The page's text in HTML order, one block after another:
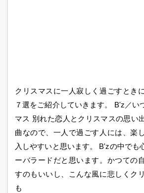
クリスマスに一人寂しく過ごすとき
７選をご紹介していきます。 B'z／い
マス 別れた恋人とクリスマスの思い
曲なので、一人で過ごす人には、楽
入しやすいと思います。 B'zの中でも
ーバラードだと思います。かつての
すのもいいし、こんな風に悲しくク
も